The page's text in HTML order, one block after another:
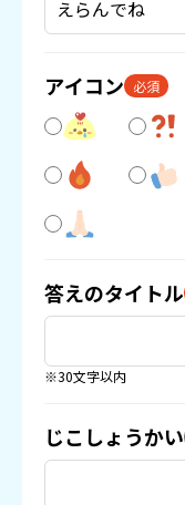
アイコン 必須
答えのタイトル
※30文字以内
じこしょうかい